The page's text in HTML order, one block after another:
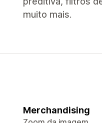
muito mais.
Merchandising